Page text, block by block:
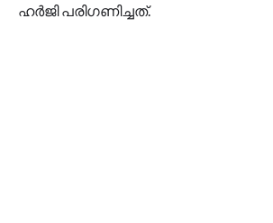
ഹര്‍ജി പരിഗണിച്ചത്.